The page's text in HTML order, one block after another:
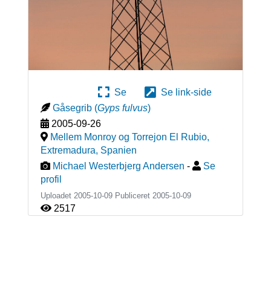
Se
Se link-side
Gåsegrib (Gyps fulvus)
2005-09-26
Mellem Monroy og Torrejon El Rubio,
Extremadura, Spanien
Michael Westerbjerg Andersen -
Se
profil
Uploadet 2005-10-09 Publiceret 2005-10-09
2517